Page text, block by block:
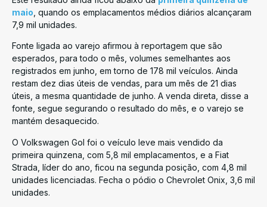
maio , quando os emplacamentos médios diários alcançaram
7,9 mil unidades.
Fonte ligada ao varejo afirmou à reportagem que são
esperados, para todo o mês, volumes semelhantes aos
registrados em junho, em torno de 178 mil veículos. Ainda
restam dez dias úteis de vendas, para um mês de 21 dias
úteis, a mesma quantidade de junho. A venda direta, disse a
fonte, segue segurando o resultado do mês, e o varejo se
mantém desaquecido.
O Volkswagen Gol foi o veículo leve mais vendido da
primeira quinzena, com 5,8 mil emplacamentos, e a Fiat
Strada, líder do ano, ficou na segunda posição, com 4,8 mil
unidades licenciadas. Fecha o pódio o Chevrolet Onix, 3,6 mil
unidades.